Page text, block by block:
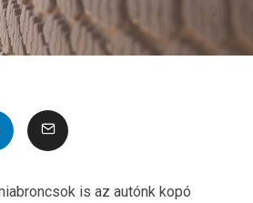
is az autónk kopó